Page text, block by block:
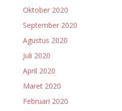
Oktober 2020
September 2020
Agustus 2020
Juli 2020
April 2020
Maret 2020
Februari 2020